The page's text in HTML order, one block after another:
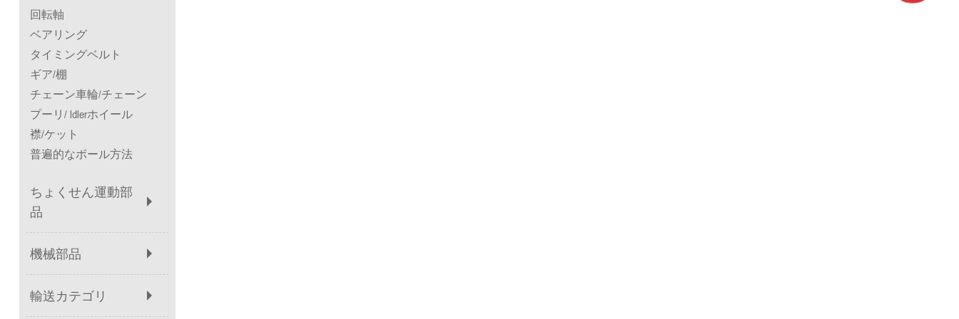
回転軸
ベアリング
タイミングベルト
ギア/棚
チェーン車輪/チェーン
プーリ/ ldlerホイール
襟/ケット
普遍的なボール方法
ちょくせん運動部
品
機械部品
輸送カテゴリ